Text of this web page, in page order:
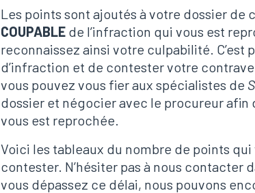
Les points sont ajoutés à votre dossier de
COUPABLE de l’infraction qui vous est
reconnaissez ainsi votre culpabilité.
d’infraction et de contester votre
vous pouvez vous fier aux spécialistes de
dossier et négocier avec le procureur afin
vous est reprochée.
Voici les tableaux du nombre de points
contester. N’hésiter pas à nous contacter
vous dépassez ce délai, nous pouvons